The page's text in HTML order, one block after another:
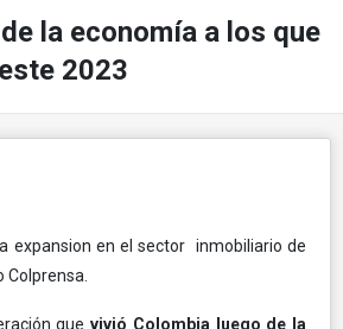
la economía a los que
2023
expansion en el sector inmobiliario de
Colprensa.
que vivió Colombia luego de la